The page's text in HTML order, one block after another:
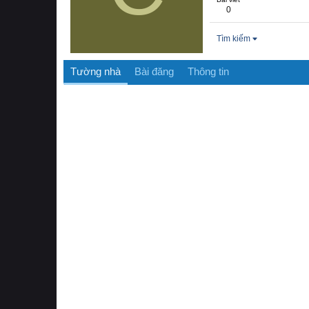
0
Tìm kiếm
Tường nhà Bài đăng Thông tin